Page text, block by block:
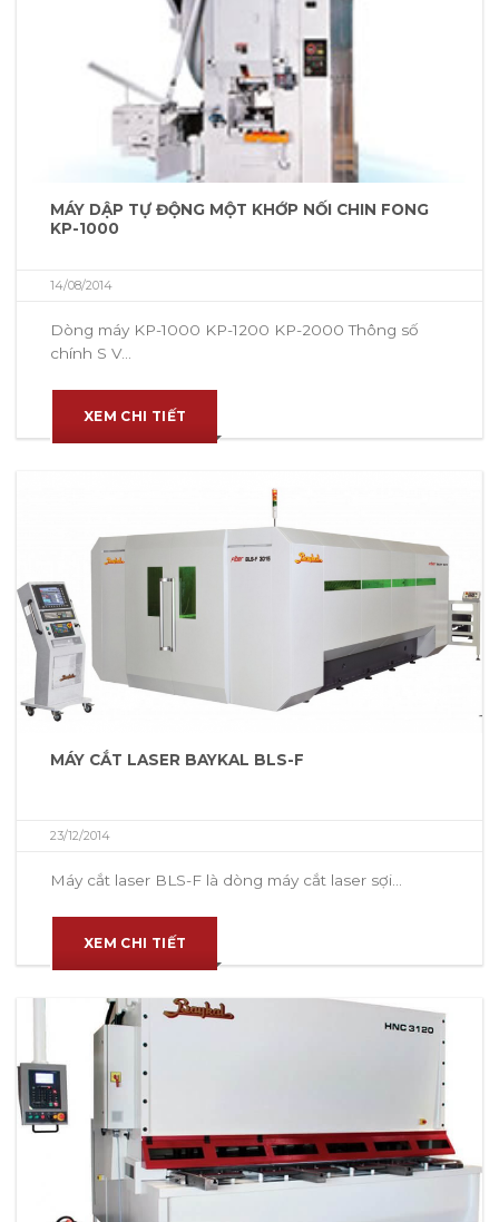
MÁY DẬP TỰ ĐỘNG MỘT KHỚP NỐI CHIN FONG
KP-1000
14/08/2014
Dòng máy KP-1000 KP-1200 KP-2000 Thông số
chính S V...
XEM CHI TIẾT
MÁY CẮT LASER BAYKAL BLS-F
23/12/2014
Máy cắt laser BLS-F là dòng máy cắt laser sợi...
XEM CHI TIẾT